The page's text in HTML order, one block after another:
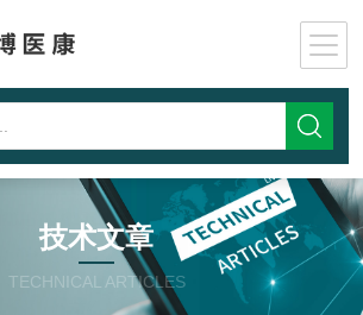
技术文章
TECHNICAL ARTICLES